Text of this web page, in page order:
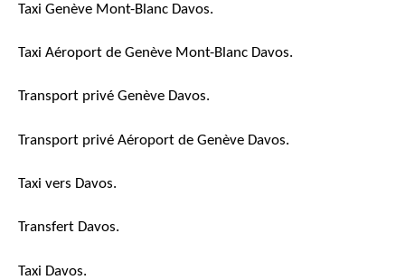
Taxi Genève Mont-Blanc Davos.
Taxi Aéroport de Genève Mont-Blanc Davos.
Transport privé Genève Davos.
Transport privé Aéroport de Genève Davos.
Taxi vers Davos.
Transfert Davos.
Taxi Davos.